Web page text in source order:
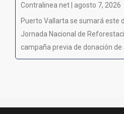
Contralinea net | agosto 7, 2026
Puerto Vallarta se sumará este
Jornada Nacional de
campaña previa de donación de